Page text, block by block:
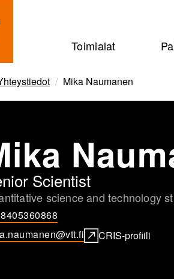
Toimialat
Mika Naumanen
Scientist
science and technology
CRIS-profiili